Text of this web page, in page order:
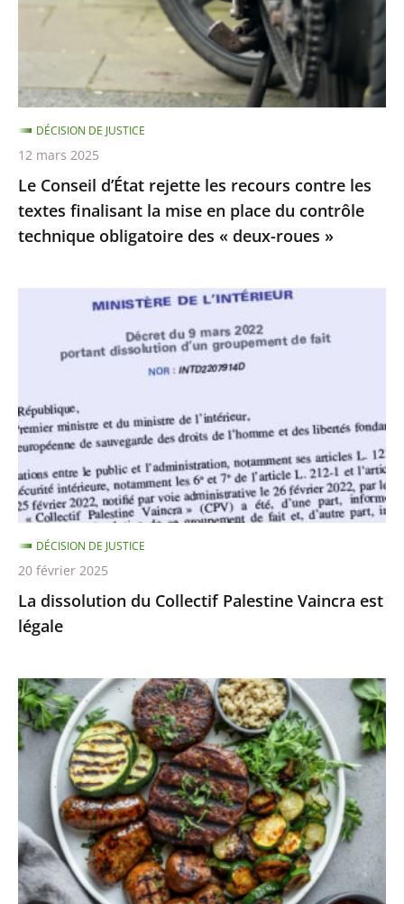
ludiques
recours
textes
finalisant
la
mise
en
place
du
technique
roues
»
Le Conseil d’État rejette les recours contre les
textes finalisant la mise en place du contrôle
technique obligatoire des « deux-roues »
DÉCISION DE JUSTICE
12 mars 2025
Palestine
Vaincra
est
légale
La dissolution du Collectif Palestine Vaincra est
légale
DÉCISION DE JUSTICE
20 février 2025
Les
dénominations
«
steaks
soja
»,
«
saucisses